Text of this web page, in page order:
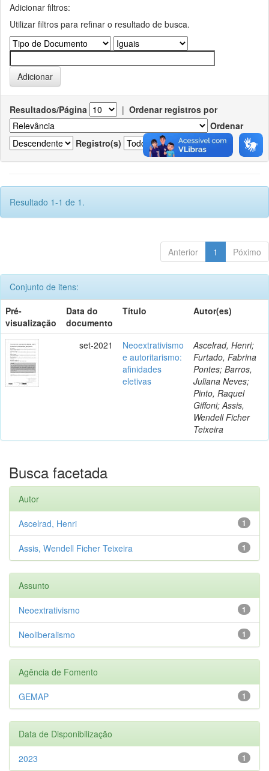
Adicionar filtros:
Utilizar filtros para refinar o resultado de busca.
Resultados/Página | Ordenar registros por
Ordenar
Registro(s)
Resultado 1-1 de 1.
Anterior 1 Póximo
Conjunto de itens:
Pré-
visualização
Data do
documento
Título Autor(es)
set-2021
Neoextrativismo
e autoritarismo:
afinidades
eletivas
Ascelrad, Henri;
Furtado, Fabrina
Pontes; Barros,
Juliana Neves;
Pinto, Raquel
Giffoni; Assis,
Wendell Ficher
Teixeira
Busca facetada
Autor
1
Ascelrad, Henri
1
Assis, Wendell Ficher Teixeira
Assunto
1
Neoextrativismo
1
Neoliberalismo
Agência de Fomento
1
GEMAP
Data de Disponibilização
1
2023